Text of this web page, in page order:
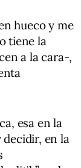
hueco y me
tiene la
a la cara-,
esa en la
en la